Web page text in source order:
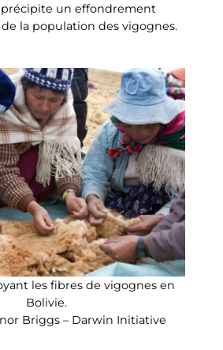
un effondrement
la population des vigognes.
les fibres de vigognes en
Bolivie.
Briggs – Darwin Initiative